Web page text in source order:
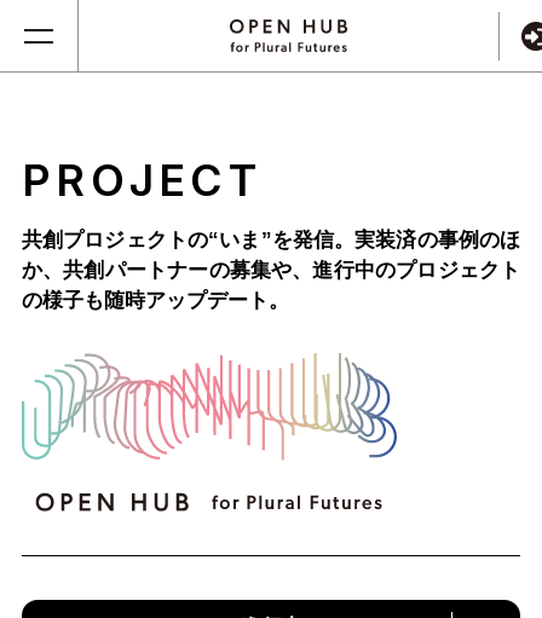
PROJECT
共創プロジェクトの“いま”を発信。実装済の事例のほ
か、共創パートナーの募集や、進行中のプロジェクト
の様子も随時アップデート。